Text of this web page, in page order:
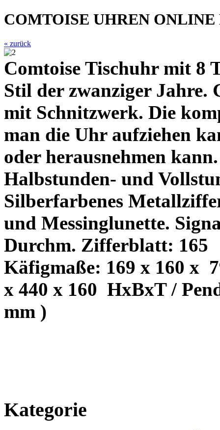
COMTOISE UHREN ONLINE
« zurück
Comtoise Tischuhr mit 8
Stil der zwanziger Jahre.
mit Schnitzwerk. Die
man die Uhr aufziehen
oder herausnehmen
Halbstunden- und
Silberfarbenes
und Messinglunette.
Durchm. Zifferblatt: 165
Käfigmaße: 169 x 160 x
x 440 x 160 HxBxT /
mm )
Kategorie